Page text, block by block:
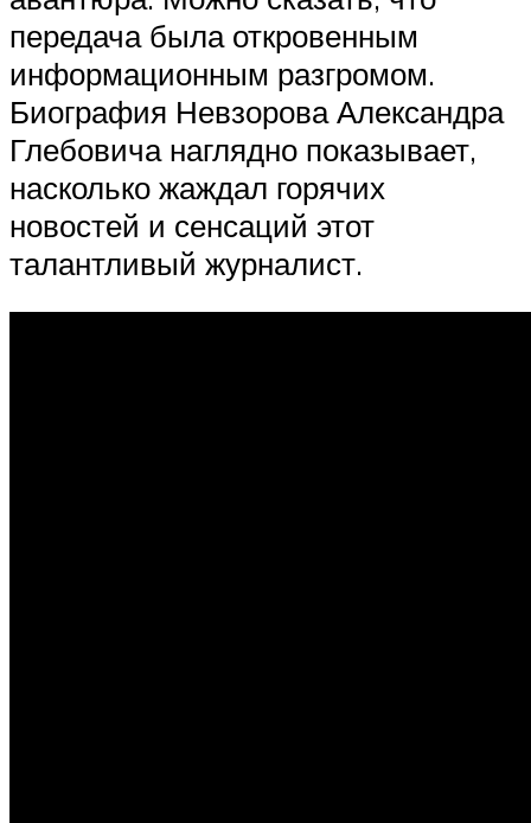
передача была откровенным
информационным разгромом.
Биография Невзорова Александра
Глебовича наглядно показывает,
насколько жаждал горячих
новостей и сенсаций этот
талантливый журналист.